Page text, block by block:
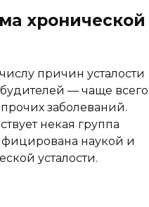
хронической
причин усталости
— чаще всего
заболеваний.
некая группа
наукой и
усталости.